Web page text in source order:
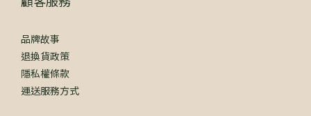
品牌故事
退換貨政策
隱私權條款
運送服務方式